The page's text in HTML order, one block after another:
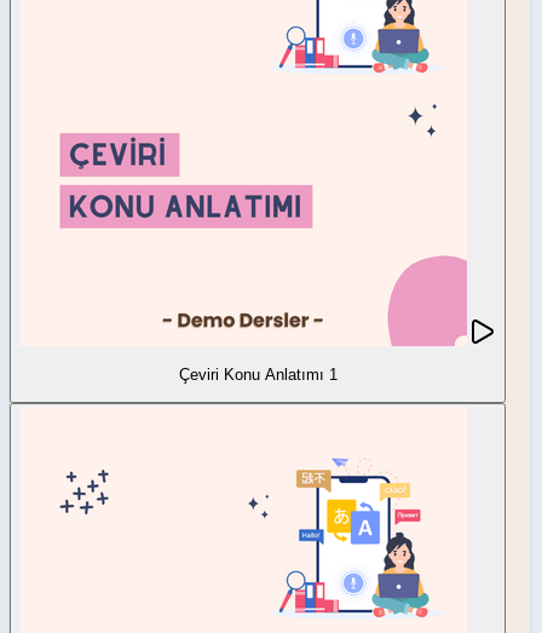
Çeviri Konu Anlatımı 1